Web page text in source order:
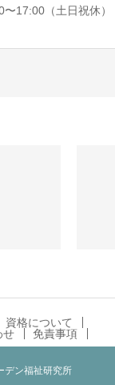
〜17:00（土日祝休）
資格について
せ
免責事項
ン福祉研究所